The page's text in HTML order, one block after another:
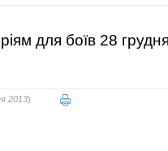
для боїв 28
2013)